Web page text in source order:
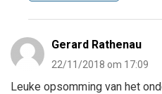
Gerard Rathenau
22/11/2018 om 17:09
Leuke opsomming van het